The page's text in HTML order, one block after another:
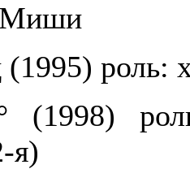
Миши
роль:
(1998)
я)